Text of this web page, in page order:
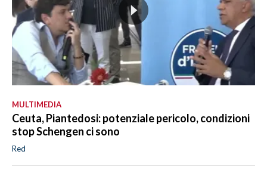
MULTIMEDIA
Ceuta, Piantedosi: potenziale pericolo, condizioni
stop Schengen ci sono
Red